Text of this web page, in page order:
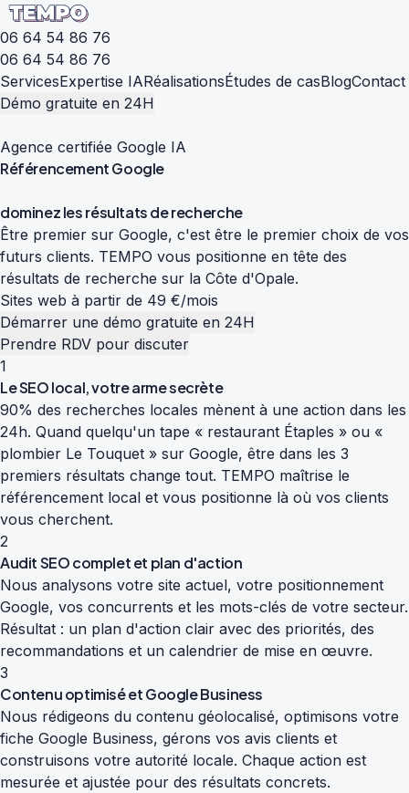
06 64 54 86 76
06 64 54 86 76
ServicesExpertise IARéalisationsÉtudes de casBlogContact
Démo gratuite en 24H
Agence certifiée Google IA
RéférencementGoogle
dominezlesrésultatsderecherche
Être premier sur Google, c'est être le premier choix de vos
futurs clients. TEMPO vous positionne en tête des
résultats de recherche sur la Côte d'Opale.
Sites web à partir de 49 €/mois
Démarrer une démo gratuite en 24H
Prendre RDV pour discuter
1
Le SEO local, votre arme secrète
90% des recherches locales mènent à une action dans les
24h. Quand quelqu'un tape « restaurant Étaples » ou «
plombier Le Touquet » sur Google, être dans les 3
premiers résultats change tout. TEMPO maîtrise le
référencement local et vous positionne là où vos clients
vous cherchent.
2
Audit SEO complet et plan d'action
Nous analysons votre site actuel, votre positionnement
Google, vos concurrents et les mots-clés de votre secteur.
Résultat : un plan d'action clair avec des priorités, des
recommandations et un calendrier de mise en œuvre.
3
Contenu optimisé et Google Business
Nous rédigeons du contenu géolocalisé, optimisons votre
fiche Google Business, gérons vos avis clients et
construisons votre autorité locale. Chaque action est
mesurée et ajustée pour des résultats concrets.